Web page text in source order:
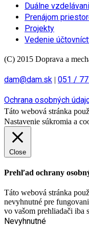
Duálne
Prenájom
Projekty
Vedenie
(C) 2015 Doprava a
dam@dam.sk | 051 /
Ochrana osobných
Táto webová stránka
Nastavenie súkromia a
Close
Prehľad ochrany
Táto webová stránka
nevyhnutné pre
vo vašom prehliadači iba
Nevyhnutné